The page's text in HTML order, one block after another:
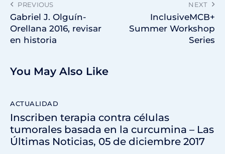
PREVIOUS
Gabriel J. Olguín-
Orellana 2016, revisar
en historia
NEXT
InclusiveMCB+
Summer Workshop
Series
You May Also Like
ACTUALIDAD
Inscriben terapia contra células
tumorales basada en la curcumina – Las
Últimas Noticias, 05 de diciembre 2017